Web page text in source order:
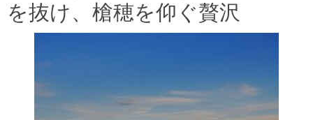
を抜け、槍穂を仰ぐ贅沢